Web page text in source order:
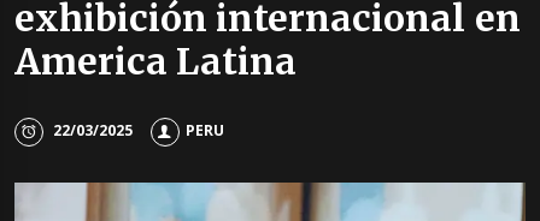
exhibición internacional en
America Latina
22/03/2025 PERU